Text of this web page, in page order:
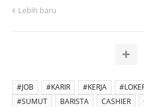
Lebih baru
#JOB #KARIR #KERJA
#SUMUT
BARISTA CASHIER